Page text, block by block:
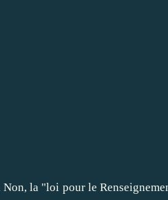
la "loi pour le